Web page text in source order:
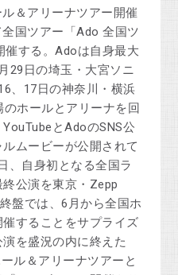
＆アリーナツアー開催
国ツアー「Ado 全国ツ
催する。Adoは自身最大
29日の埼玉・大宮ソニ
、17日の神奈川・横浜
ホールとアリーナを回
とAdoのSNS公
ムービーが公開されて
、自身初となる全国ラ
公演を東京・Zepp
盤では、6月から全国ホ
することをサプライズ
を盛況の内に終えた
ル＆アリーナツアーと